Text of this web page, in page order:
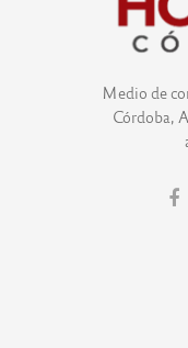
Medio de
Córdoba,